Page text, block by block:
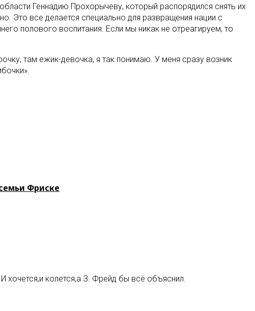
Геннадию Прохорычеву, который распорядился снять их
Это все делается специально для развращения нации с
полового воспитания. Если мы никак не отреагируем, то
там ежик-девочка, я так понимаю. У меня сразу возник
Фриске
хочется,и колется,а З. Фрейд бы всё объяснил.